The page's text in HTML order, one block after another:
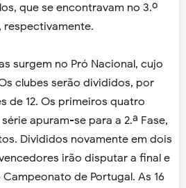
que se encontravam no 3.º
respectivamente.
surgem no Pró Nacional, cujo
clubes serão divididos, por
de 12. Os primeiros quatro
apuram-se para a 2.ª Fase,
Divididos novamente em dois
irão disputar a final e
de Portugal. As 16